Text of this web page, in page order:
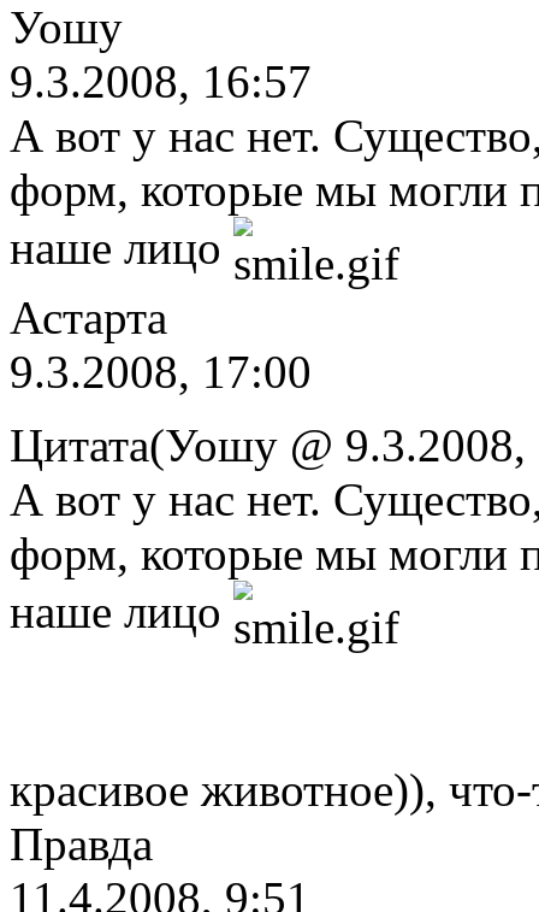
Уошу
9.3.2008, 16:57
А вот у нас нет.
форм, которые мы могли
наше лицо
Астарта
9.3.2008, 17:00
Цитата(Уошу @
А вот у нас нет.
форм, которые мы могли
наше лицо
красивое животное)), что-
Правда
11.4.2008, 9:51